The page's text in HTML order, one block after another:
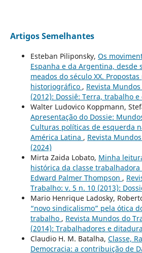
Artigos Semelhantes
Esteban Piliponsky, Os
Espanha e da Argentina, desde
meados do século XX.
historiográfico , Revista
(2012): Dossiê: Terra, trabalho
Walter Ludovico Koppmann,
Apresentação do Dossie:
Culturas políticas de esquerda
América Latina , Revista
(2024)
Mirta Zaida Lobato, Minha
histórica da classe
Edward Palmer Thompson ,
Trabalho: v. 5 n. 10 (2013):
Mario Henrique Ladosky,
“novo sindicalismo” pela ótica
trabalho , Revista Mundos do
(2014): Trabalhadores e ditadura
Claudio H. M. Batalha, Classe,
Democracia: a contribuição de